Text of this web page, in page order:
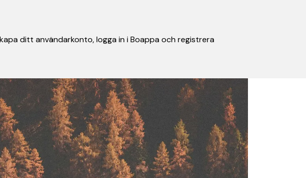
ditt användarkonto, logga in i Boappa och registrera